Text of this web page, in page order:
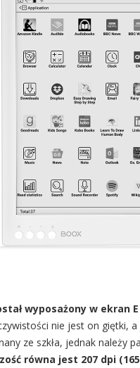
wyposażony w
nie jest on giętki,
ze szkła, jednak należy
równa jest 207 dpi